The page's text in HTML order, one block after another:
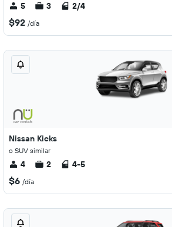
5 3 2/4
$92 /día
Nissan Kicks
o SUV similar
4 2 4-5
$6 /día